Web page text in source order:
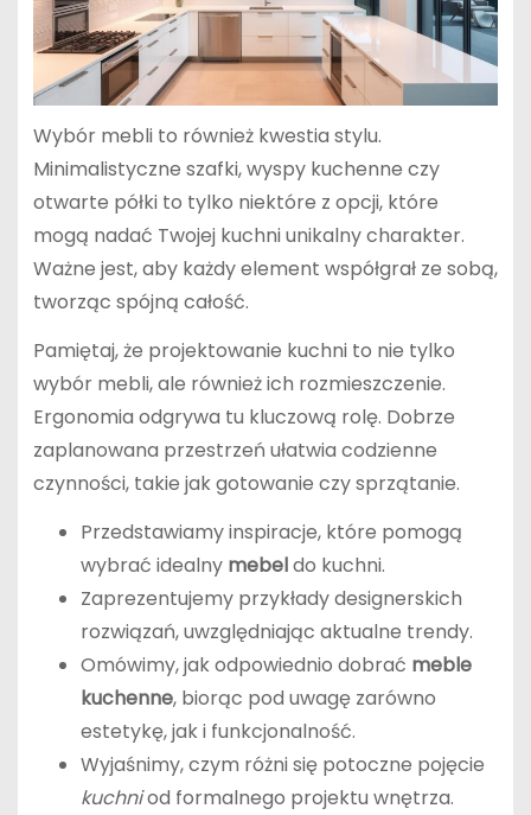
Wybór mebli to również kwestia stylu.
Minimalistyczne szafki, wyspy kuchenne czy
otwarte półki to tylko niektóre z opcji, które
mogą nadać Twojej kuchni unikalny charakter.
Ważne jest, aby każdy element współgrał ze sobą,
tworząc spójną całość.
Pamiętaj, że projektowanie kuchni to nie tylko
wybór mebli, ale również ich rozmieszczenie.
Ergonomia odgrywa tu kluczową rolę. Dobrze
zaplanowana przestrzeń ułatwia codzienne
czynności, takie jak gotowanie czy sprzątanie.
Przedstawiamy inspiracje, które pomogą
wybrać idealny mebeldo kuchni.
Zaprezentujemy przykłady designerskich
rozwiązań, uwzględniając aktualne trendy.
Omówimy, jak odpowiednio dobrać meble
kuchenne, biorąc pod uwagę zarówno
estetykę, jak i funkcjonalność.
Wyjaśnimy, czym różni się potoczne pojęcie
kuchniod formalnego projektu wnętrza.